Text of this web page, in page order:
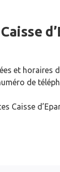
et horaires
de
Caisse